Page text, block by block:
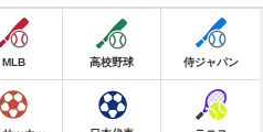
MLB 高校野球 侍ジャパン